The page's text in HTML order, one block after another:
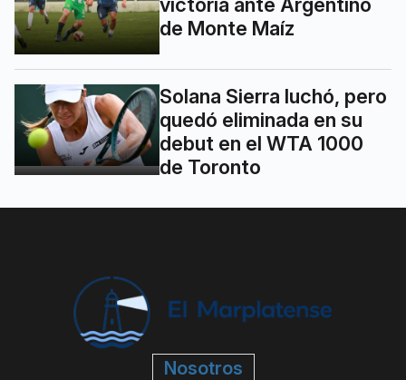
de Monte Maíz
Solana Sierra luchó, pero
quedó eliminada en su
debut en el WTA 1000
de Toronto
Nosotros